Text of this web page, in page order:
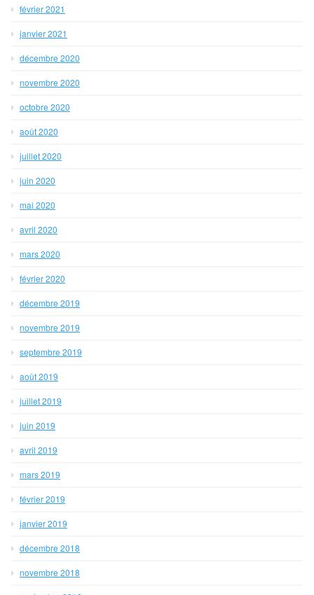
février 2021
janvier 2021
décembre 2020
novembre 2020
octobre 2020
août 2020
juillet 2020
juin 2020
mai 2020
avril 2020
mars 2020
février 2020
décembre 2019
novembre 2019
septembre 2019
août 2019
juillet 2019
juin 2019
avril 2019
mars 2019
février 2019
janvier 2019
décembre 2018
novembre 2018